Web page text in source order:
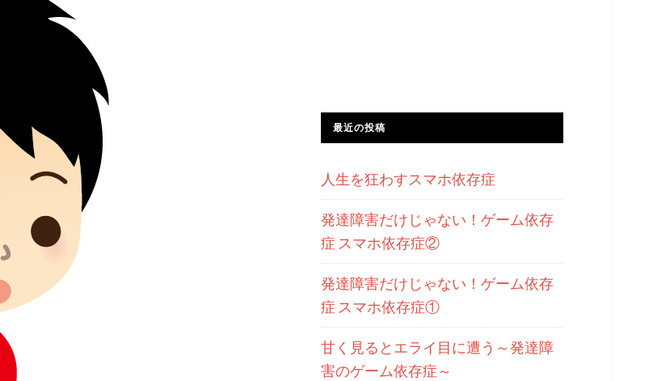
最近の投稿
人生を狂わすスマホ依存症
発達障害だけじゃない！ゲーム依存
症 スマホ依存症②
発達障害だけじゃない！ゲーム依存
症 スマホ依存症①
甘く見るとエライ目に遭う～発達障
害のゲーム依存症～